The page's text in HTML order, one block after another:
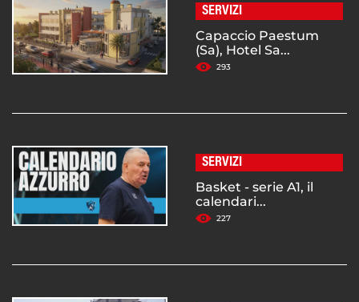
SERVIZI
Capaccio Paestum
(Sa), Hotel Sa...
293
SERVIZI
Basket - serie A1, il
calendari...
227